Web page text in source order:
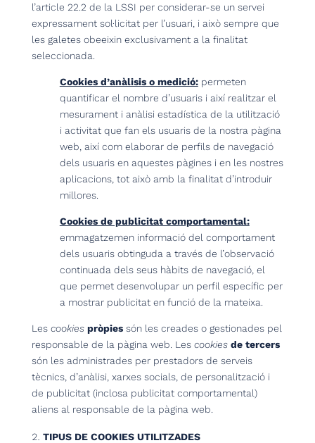
l’article 22.2 de la LSSI per considerar-se un servei
expressament sol·licitat per l’usuari, i això sempre que
les galetes obeeixin exclusivament a la finalitat
seleccionada.
Cookies d’anàlisis o medició:permeten
quantificar el nombre d’usuaris i així realitzar el
mesurament i anàlisi estadística de la utilització
i activitat que fan els usuaris de la nostra pàgina
web, així com elaborar de perfils de navegació
dels usuaris en aquestes pàgines i en les nostres
aplicacions, tot això amb la finalitat d’introduir
millores.
Cookies de publicitat comportamental:
emmagatzemen informació del comportament
dels usuaris obtinguda a través de l’observació
continuada dels seus hàbits de navegació, el
que permet desenvolupar un perfil específic per
a mostrar publicitat en funció de la mateixa.
Les cookies pròpiessón les creades o gestionades pel
responsable de la pàgina web. Les cookies de tercers
són les administrades per prestadors de serveis
tècnics, d’anàlisi, xarxes socials, de personalització i
de publicitat (inclosa publicitat comportamental)
aliens al responsable de la pàgina web.
TIPUS DE COOKIES UTILITZADES